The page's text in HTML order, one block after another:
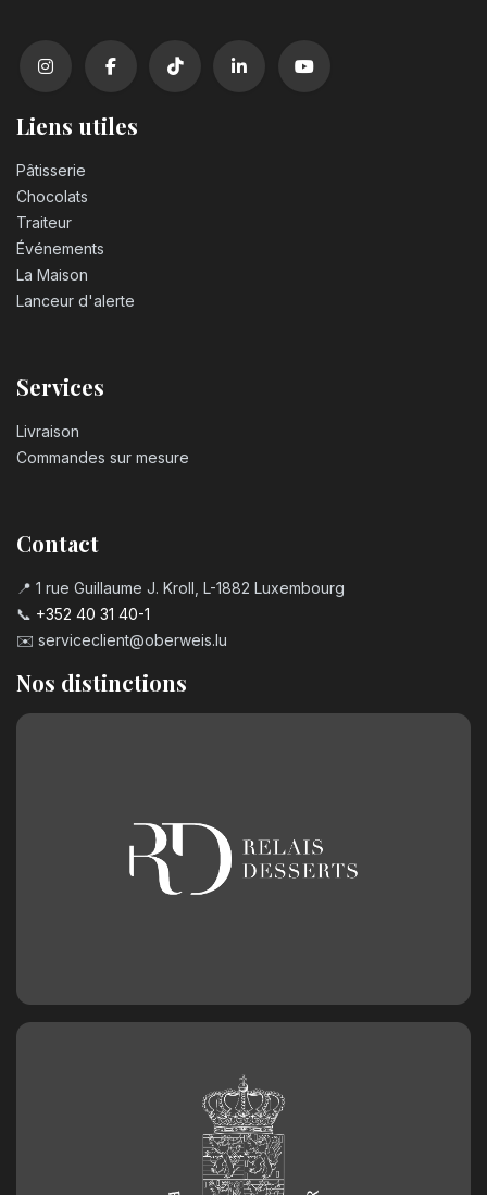
Liens utiles
Pâtisserie
Chocolats
Traiteur
Événements
La Maison
Lanceur d'alerte
Services
Livraison
Commandes sur mesure
Contact
📍 1 rue Guillaume J. Kroll, L-1882 Luxembourg
📞 +352 40 31 40-1
✉️ serviceclient@oberweis.lu
Nos distinctions